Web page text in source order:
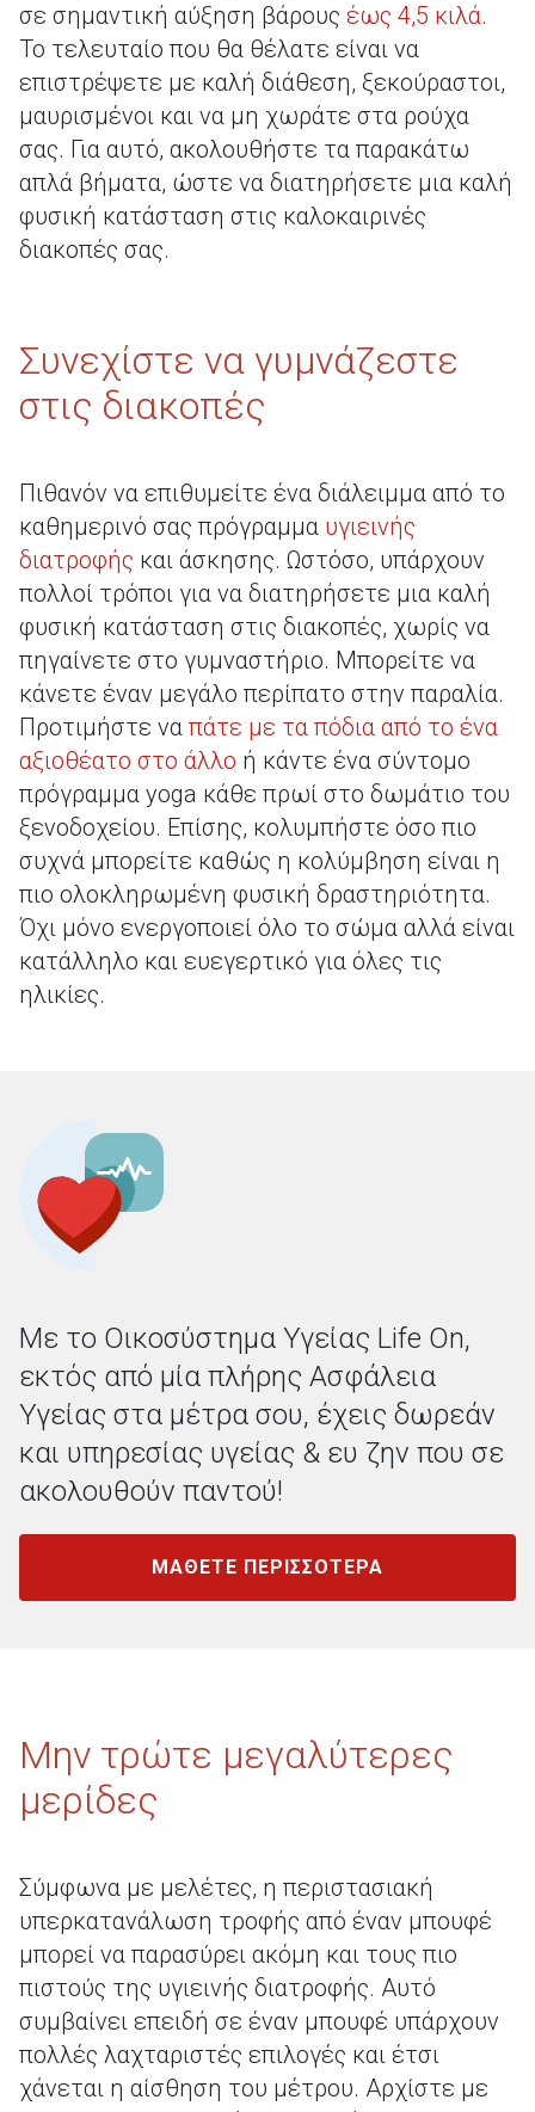
σε σημαντική αύξηση βάρους έως 4,5 κιλά.
Το τελευταίο που θα θέλατε είναι να
επιστρέψετε με καλή διάθεση, ξεκούραστοι,
μαυρισμένοι και να μη χωράτε στα ρούχα
σας. Για αυτό, ακολουθήστε τα παρακάτω
απλά βήματα, ώστε να διατηρήσετε μια καλή
φυσική κατάσταση στις καλοκαιρινές
διακοπές σας.
Συνεχίστε να γυμνάζεστε
στις διακοπές
Πιθανόν να επιθυμείτε ένα διάλειμμα από το
καθημερινό σας πρόγραμμα υγιεινής
διατροφής και άσκησης. Ωστόσο, υπάρχουν
πολλοί τρόποι για να διατηρήσετε μια καλή
φυσική κατάσταση στις διακοπές, χωρίς να
πηγαίνετε στο γυμναστήριο. Μπορείτε να
κάνετε έναν μεγάλο περίπατο στην παραλία.
Προτιμήστε να πάτε με τα πόδια από το ένα
αξιοθέατο στο άλλο ή κάντε ένα σύντομο
πρόγραμμα yoga κάθε πρωί στο δωμάτιο του
ξενοδοχείου. Επίσης, κολυμπήστε όσο πιο
συχνά μπορείτε καθώς η κολύμβηση είναι η
πιο ολοκληρωμένη φυσική δραστηριότητα.
Όχι μόνο ενεργοποιεί όλο το σώμα αλλά είναι
κατάλληλο και ευεγερτικό για όλες τις
ηλικίες.
Με το Οικοσύστημα Υγείας Life On,
εκτός από μία πλήρης Ασφάλεια
Υγείας στα μέτρα σου, έχεις δωρεάν
και υπηρεσίας υγείας & ευ ζην που σε
ακολουθούν παντού!
ΜΑΘΕΤΕ ΠΕΡΙΣΣΟΤΕΡΑ
Μην τρώτε μεγαλύτερες
μερίδες
Σύμφωνα με μελέτες, η περιστασιακή
υπερκατανάλωση τροφής από έναν μπουφέ
μπορεί να παρασύρει ακόμη και τους πιο
πιστούς της υγιεινής διατροφής. Αυτό
συμβαίνει επειδή σε έναν μπουφέ υπάρχουν
πολλές λαχταριστές επιλογές και έτσι
χάνεται η αίσθηση του μέτρου. Αρχίστε με